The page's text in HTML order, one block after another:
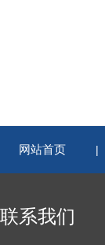
网站首页 |
联系我们